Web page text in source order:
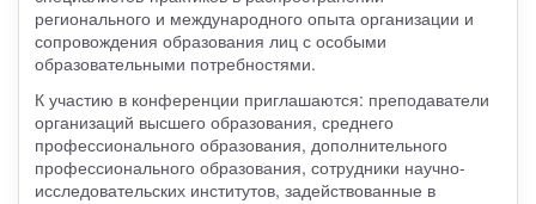
регионального и международного опыта организации и
сопровождения образования лиц с особыми
образовательными потребностями.
К участию в конференции приглашаются: преподаватели
организаций высшего образования, среднего
профессионального образования, дополнительного
профессионального образования, сотрудники научно-
исследовательских институтов, задействованные в